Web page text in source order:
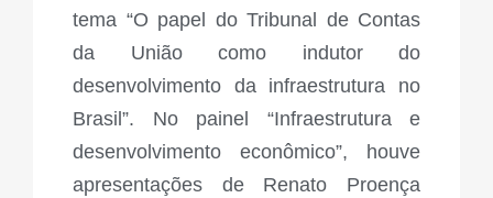
tema “O papel do Tribunal de Contas
da União como indutor do
desenvolvimento da infraestrutura no
Brasil”. No painel “Infraestrutura e
desenvolvimento econômico”, houve
apresentações de Renato Proença